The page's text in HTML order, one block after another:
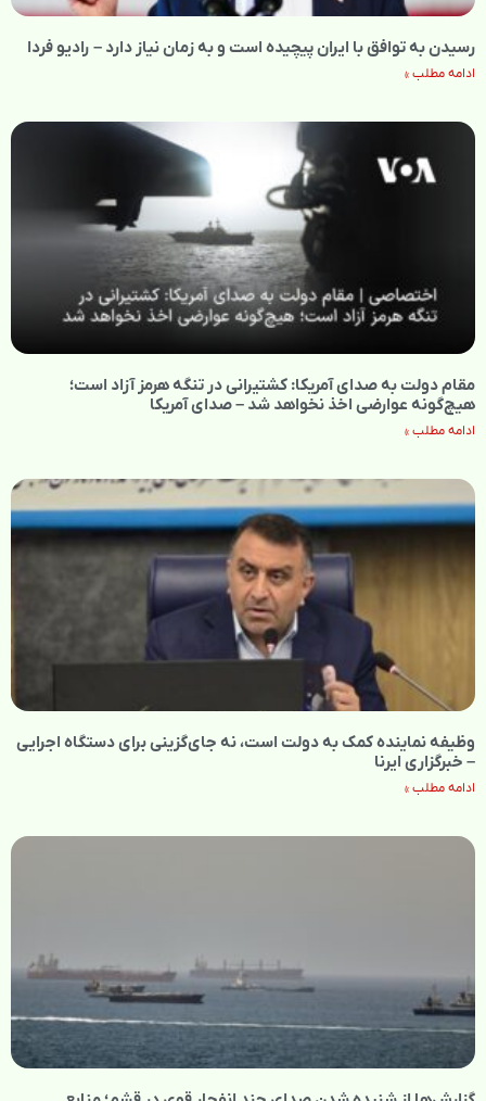
رسیدن به توافق با ایران پیچیده است و به زمان نیاز دارد – رادیو فردا
ادامه مطلب »
مقام دولت به صدای آمریکا: کشتیرانی در تنگه هرمز آزاد است؛
هیچ‌گونه عوارضی اخذ نخواهد شد – صدای آمریکا
ادامه مطلب »
وظیفه نماینده کمک به دولت است، نه جای‌گزینی برای دستگاه اجرایی
– خبرگزاری ایرنا
ادامه مطلب »